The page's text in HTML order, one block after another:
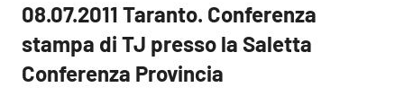
08.07.2011 Taranto. Conferenza
stampa di TJ presso la Saletta
Conferenza Provincia